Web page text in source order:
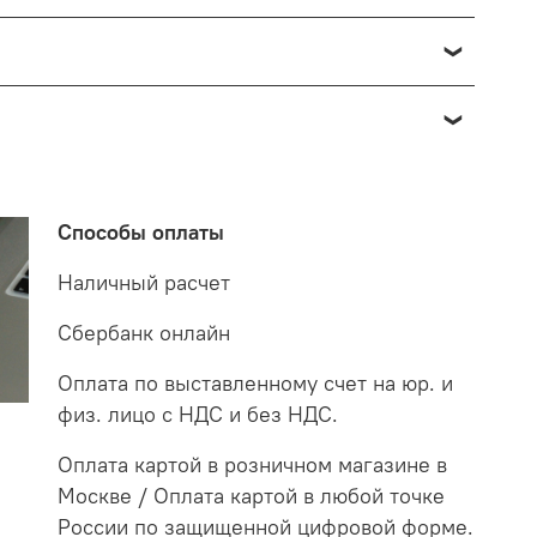
отнести к браку, при наличии товара в пункте
от 7 до 14 дней. За данное период мы закажем
старого образца потребуются больше в
покупая LED светильники не только
Способы оплаты
Наличный расчет
Сбербанк онлайн
Оплата по выставленному счет на юр. и
физ. лицо с НДС и без НДС.
Оплата картой в розничном магазине в
Москве / Оплата картой в любой точке
России по защищенной цифровой форме.